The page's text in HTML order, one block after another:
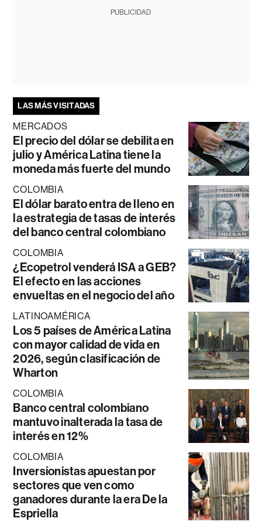
PUBLICIDAD
LAS MÁS VISITADAS
MERCADOS
El precio del dólar se debilita en
julio y América Latina tiene la
moneda más fuerte del mundo
COLOMBIA
El dólar barato entra de lleno en
la estrategia de tasas de interés
del banco central colombiano
COLOMBIA
¿Ecopetrol venderá ISA a GEB?
El efecto en las acciones
envueltas en el negocio del año
LATINOAMÉRICA
Los 5 países de América Latina
con mayor calidad de vida en
2026, según clasificación de
Wharton
COLOMBIA
Banco central colombiano
mantuvo inalterada la tasa de
interés en 12%
COLOMBIA
Inversionistas apuestan por
sectores que ven como
ganadores durante la era De la
Espriella